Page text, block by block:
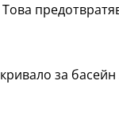
за